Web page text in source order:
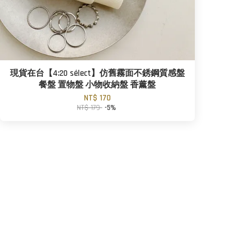
現貨在台【4:20 sélect】仿舊霧面不銹鋼質感盤
餐盤 置物盤 小物收納盤 香薰盤
NT$ 170
NT$ 179 -5%